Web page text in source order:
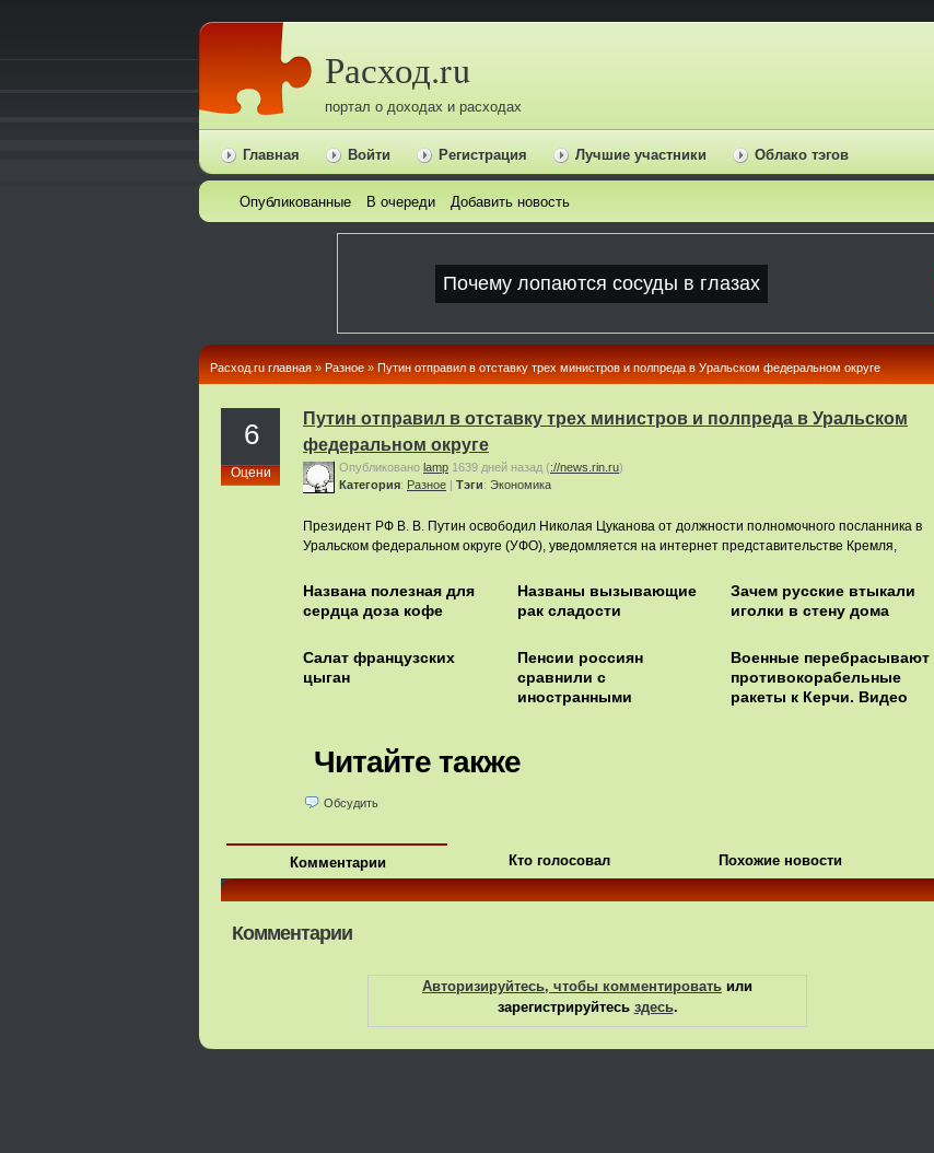
Расход.ru
портал о доходах и расходах
Главная Войти Регистрация Лучшие участники Облако тэгов
Опубликованные В очереди Добавить новость
Расход.ru главная » Pазное » Путин отправил в отставку трех министров и полпреда в Уральском федеральном округе
6
Оцени
Путин отправил в отставку трех министров и полпреда в Уральском
федеральном округе
Опубликовано lamp 1639 дней назад (://news.rin.ru)
Категория: Pазное | Тэги: Экономика
Президент РФ В. В. Путин освободил Николая Цуканова от должности полномочного посланника в
Уральском федеральном округе (УФО), уведомляется на интернет представительстве Кремля,
Названа полезная для
сердца доза кофе
Названы вызывающие
рак сладости
Зачем русские втыкали
иголки в стену дома
Салат французских
цыган
Пенсии россиян
сравнили с
иностранными
Военные перебрасывают
противокорабельные
ракеты к Керчи. Видео
Читайте также
Обсудить
Комментарии Кто голосовал Похожие новости
Комментарии
Авторизируйтесь, чтобы комментировать или
зарегистрируйтесь здесь.